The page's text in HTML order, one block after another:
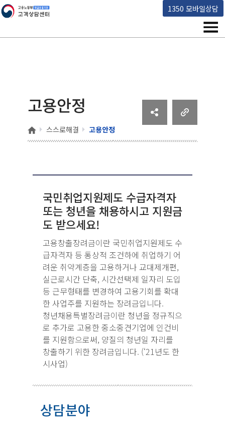
1350 모바일상담
고용노동부 책임운영기관 고객상담센터
메
고용안정
홈 스스로해결 고용안정
국민취업지원제도 수급자격자
또는 청년을 채용하시고 지원금
도 받으세요!
고용창출장려금이란 국민취업지원제도 수
급자격자 등 통상적 조건하에 취업하기 어
려운 취약계층을 고용하거나 교대제개편,
실근로시간 단축, 시간선택제 일자리 도입
등 근무형태를 변경하여 고용기회를 확대
한 사업주를 지원하는 장려금입니다.
청년채용특별장려금이란 청년을 정규직으
로 추가로 고용한 중소중견기업에 인건비
를 지원함으로써, 양질의 청년일 자리를
창출하기 위한 장려금입니다. (‘21년도 한
시사업)
상담분야